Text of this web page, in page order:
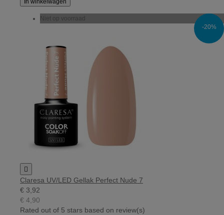
In winkelwagen
-20%
Niet op voorraad

Claresa UV/LED Gellak Perfect Nude 7
€ 3,92
€ 4,90
Rated out of 5 stars based on review(s)